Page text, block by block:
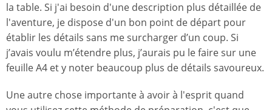
la table. Si j'ai besoin d'une description plus détaillée de
l'aventure, je dispose d'un bon point de départ pour
établir les détails sans me surcharger d’un coup. Si
j’avais voulu m’étendre plus, j’aurais pu le faire sur une
feuille A4 et y noter beaucoup plus de détails savoureux.
Une autre chose importante à avoir à l'esprit quand